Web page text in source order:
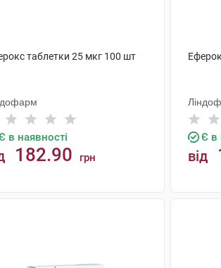
таблетки 25 мкг 100 шт
в наявності
182.90 грн
Є в
від